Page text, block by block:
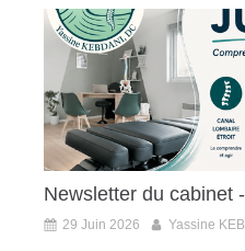
Newsletter du cabinet
29 Juin 2026 Yassine